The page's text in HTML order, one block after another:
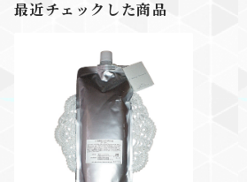
最近チェックした商品